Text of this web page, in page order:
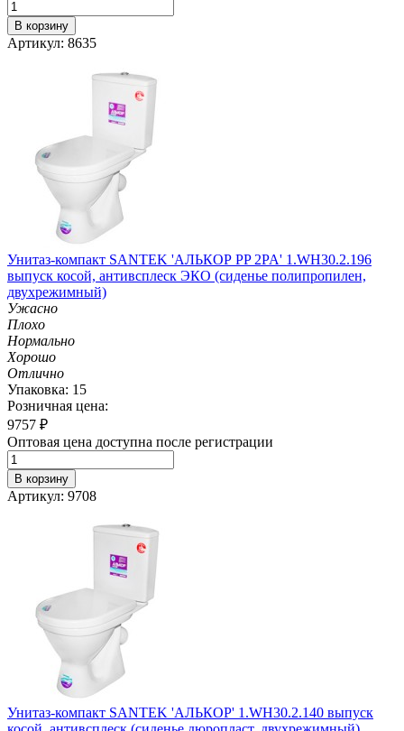
В корзину
Артикул: 8635
Унитаз-компакт SANTEK 'АЛЬКОР PP 2PA' 1.WH30.2.196
выпуск косой, антивсплеск ЭКО (сиденье полипропилен,
двухрежимный)
Ужасно
Плохо
Нормально
Хорошо
Отлично
Упаковка: 15
Розничная цена:
9757 ₽
Оптовая цена доступна после регистрации
В корзину
Артикул: 9708
Унитаз-компакт SANTEK 'АЛЬКОР' 1.WH30.2.140 выпуск